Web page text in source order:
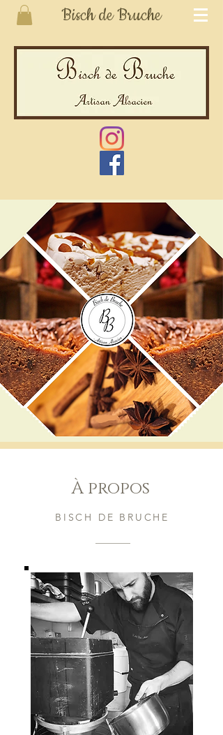
Bisch de Bruche
À propos
BISCH DE BRUCHE